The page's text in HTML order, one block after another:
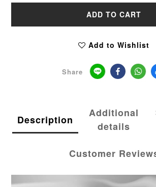
ADD TO CART
Add to Wishlist
Share
Description
Additional
details
Customer